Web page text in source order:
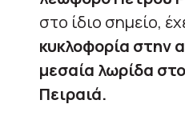
στο ίδιο σημείο,
κυκλοφορία στην
μεσαία λωρίδα
Πειραιά.